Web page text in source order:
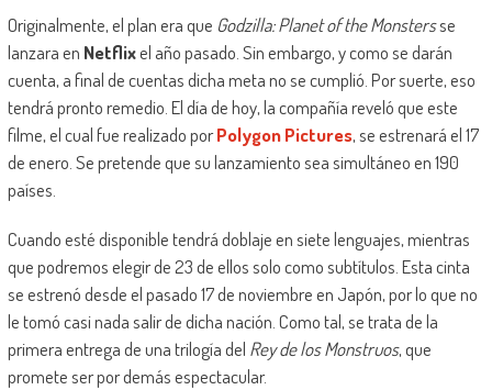
Originalmente, el plan era que Godzilla: Planet of the Monstersse
lanzara en Netflixel año pasado. Sin embargo, y como se darán
cuenta, a final de cuentas dicha meta no se cumplió. Por suerte, eso
tendrá pronto remedio. El día de hoy, la compañía reveló que este
filme, el cual fue realizado porPolygon Pictures, se estrenará el 17
de enero. Se pretende que su lanzamiento sea simultáneo en 190
países.
Cuando esté disponible tendrá doblaje en siete lenguajes, mientras
que podremos elegir de 23 de ellos solo como subtítulos. Esta cinta
se estrenó desde el pasado 17 de noviembre en Japón, por lo que no
le tomó casi nada salir de dicha nación. Como tal, se trata de la
primera entrega de una trilogía del Rey de los Monstruos, que
promete ser por demás espectacular.